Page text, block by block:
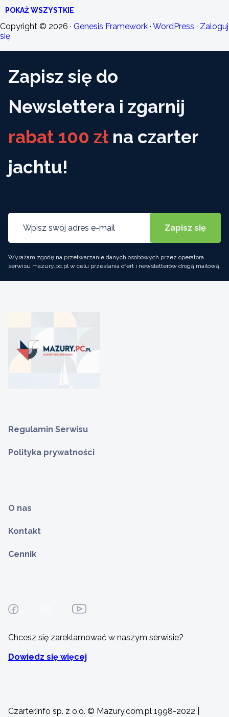
POKAŻ WSZYSTKIE
Copyright © 2026 · Genesis Framework · WordPress · Zaloguj
się
Zapisz się do
Newslettera i zgarnij
rabat 100 zł na czarter
jachtu!
Wyrażam zgodę na przetwarzanie danych osobowych przez operatora
serwisu mazury.pc.pl w celu przesłania ofert i newsletterów drogą mailową.
Regulamin Serwisu
Polityka prywatności
O nas
Kontakt
Cennik
Chcesz się zareklamować w naszym serwisie?
Dowiedz się więcej
Czarter.info sp. z o.o. © Mazury.com.pl 1998-2022 |